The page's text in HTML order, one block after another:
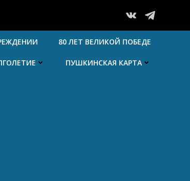
80 ЛЕТ ВЕЛИКОЙ ПОБЕДЕ
ПУШКИНСКАЯ КАРТА